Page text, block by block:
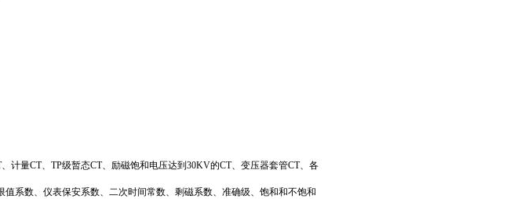
计量CT、TP级暂态CT、励磁饱和电压达到30KV的CT、变压器套管CT、各
系数、仪表保安系数、二次时间常数、剩磁系数、准确级、饱和和不饱和